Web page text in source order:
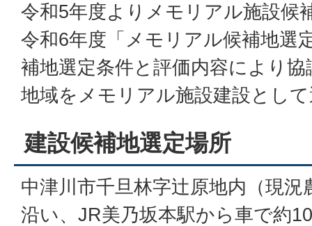
令和5年度よりメモリアル施設候
令和6年度「メモリアル候補地選
補地選定条件と評価内容により
地域をメモリアル施設建設とし
建設候補地選定場所
中津川市千旦林字辻原地内（現況
沿い、JR美乃坂本駅から車で約